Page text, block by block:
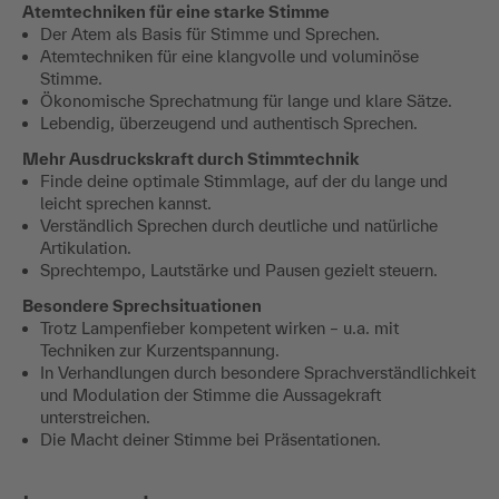
Atemtechniken für eine starke Stimme
​Der Atem als Basis für Stimme und Sprechen.
​Atemtechniken für eine klangvolle und voluminöse
Stimme.
​Ökonomische Sprechatmung für lange und klare Sätze.
​Lebendig, überzeugend und authentisch Sprechen.
​Mehr Ausdruckskraft durch Stimmtechnik
​Finde deine optimale Stimmlage, auf der du lange und
leicht sprechen kannst.
​Verständlich Sprechen durch deutliche und natürliche
Artikulation.
​Sprechtempo, Lautstärke und Pausen gezielt steuern.
​Besondere Sprechsituationen
​Trotz Lampenfieber kompetent wirken – u.a. mit
Techniken zur Kurzentspannung.
​In Verhandlungen durch besondere Sprachverständlichkeit
und Modulation der Stimme die Aussagekraft
unterstreichen.
​Die Macht deiner Stimme bei Präsentationen.